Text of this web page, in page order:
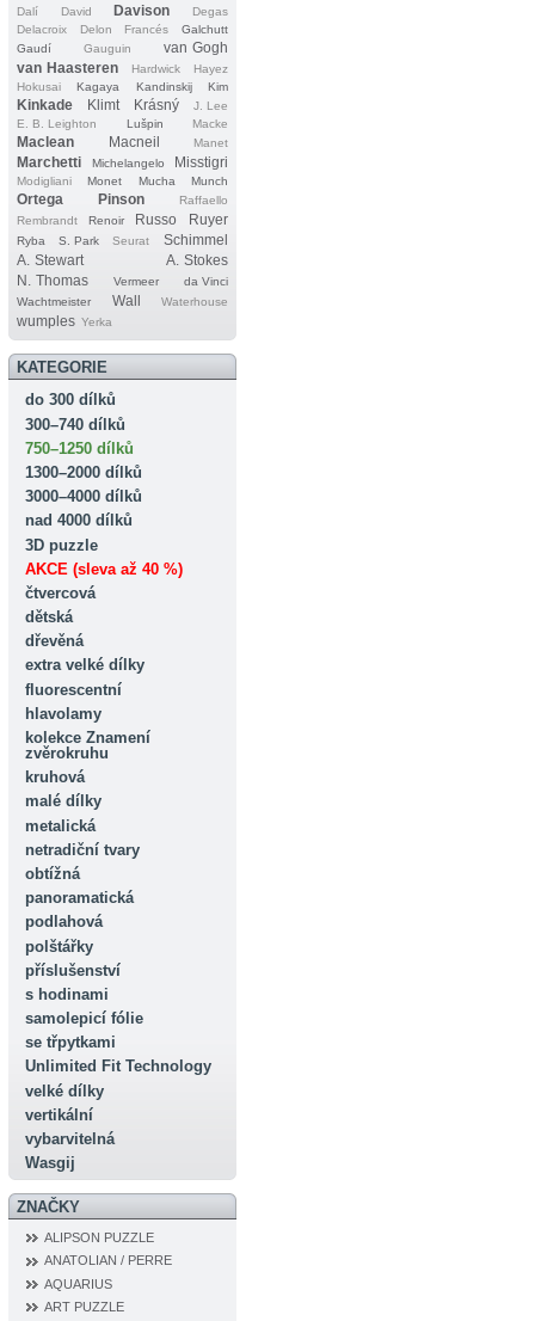
Dalí
David Davison
Degas
Delacroix
Delon Francés
Galchutt
Gaudí
Gauguin
van Gogh
van Haasteren
Hardwick
Hayez
Hokusai
Kagaya Kandinskij Kim
Kinkade Klimt Krásný
J. Lee
E. B. Leighton
Lušpin Macke
Maclean Macneil Manet
Marchetti Michelangelo Misstigri
Modigliani Monet Mucha Munch
Ortega Pinson
Raffaello
Rembrandt
Renoir Russo Ruyer
Ryba S. Park Seurat
Schimmel
A. Stewart
A. Stokes
N. Thomas
Vermeer
da Vinci
Wachtmeister
Wall Waterhouse
wumples Yerka
KATEGORIE
do 300 dílků
300–740 dílků
750–1250 dílků
1300–2000 dílků
3000–4000 dílků
nad 4000 dílků
3D puzzle
AKCE (sleva až 40 %)
čtvercová
dětská
dřevěná
extra velké dílky
fluorescentní
hlavolamy
kolekce Znamení
zvěrokruhu
kruhová
malé dílky
metalická
netradiční tvary
obtížná
panoramatická
podlahová
polštářky
příslušenství
s hodinami
samolepicí fólie
se třpytkami
Unlimited Fit Technology
velké dílky
vertikální
vybarvitelná
Wasgij
ZNAČKY
ALIPSON PUZZLE
ANATOLIAN / PERRE
AQUARIUS
ART PUZZLE